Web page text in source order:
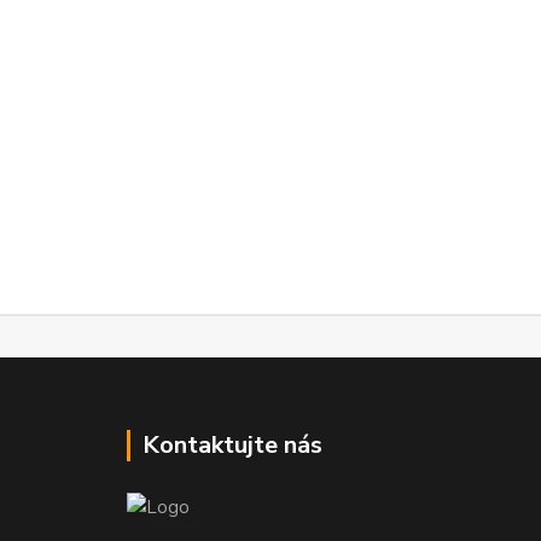
Kontaktujte nás